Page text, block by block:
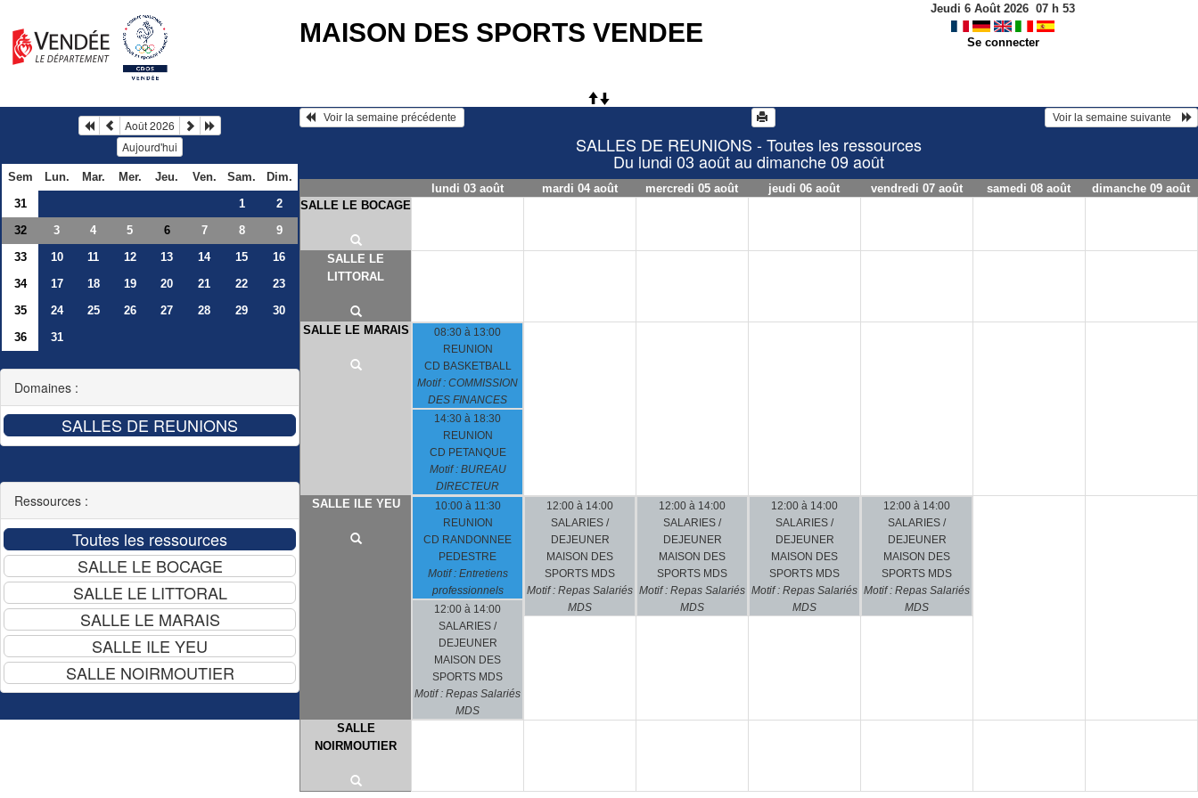
MAISON DES SPORTS VENDEE
Jeudi 6 Août 2026 07 h 53
Se connecter
Août 2026
Aujourd'hui
Sem Lun. Mar. Mer. Jeu. Ven. Sam.
Dim.
31
1
2
32
3 4 5 6 7 8
9
33
10 11 12 13 14 15
16
34
17 18 19 20 21 22
23
35
24 25 26 27 28 29
30
36
31
Domaines :
Ressources :
Voir la semaine suivante
SALLES DE REUNIONS - Toutes les ressources
Du lundi 03 août au dimanche 09 août
lundi 03 août mardi 04 août mercredi 05 août jeudi 06 août vendredi 07 août samedi 08 août
dimanche 09 août
SALLE LE BOCAGE
SALLE LE
LITTORAL
SALLE LE MARAIS
08:30 à 13:00
REUNION
CD BASKETBALL
Motif : COMMISSION
DES FINANCES
14:30 à 18:30
REUNION
CD PETANQUE
Motif : BUREAU
DIRECTEUR
SALLE ILE YEU
10:00 à 11:30
REUNION
CD RANDONNEE
PEDESTRE
Motif : Entretiens
professionnels
12:00 à 14:00
SALARIES /
DEJEUNER
MAISON DES
SPORTS MDS
Motif : Repas Salariés
MDS
12:00 à 14:00
SALARIES /
DEJEUNER
MAISON DES
SPORTS MDS
Motif : Repas Salariés
MDS
12:00 à 14:00
SALARIES /
DEJEUNER
MAISON DES
SPORTS MDS
Motif : Repas Salariés
MDS
12:00 à 14:00
SALARIES /
DEJEUNER
MAISON DES
SPORTS MDS
Motif : Repas Salariés
MDS
12:00 à 14:00
SALARIES /
DEJEUNER
MAISON DES
SPORTS MDS
Motif : Repas Salariés
MDS
SALLE
NOIRMOUTIER